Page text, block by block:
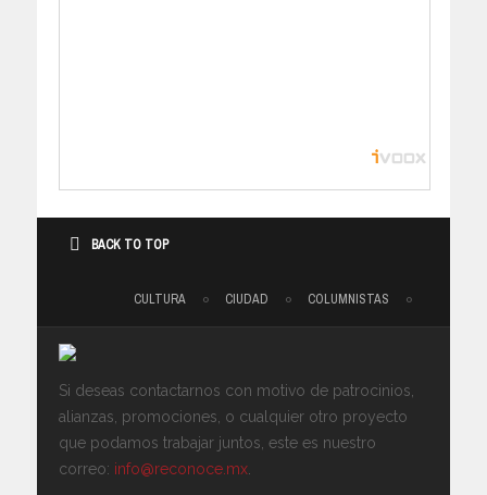
BACK TO TOP
CULTURA CIUDAD COLUMNISTAS
Si deseas contactarnos con motivo de patrocinios,
alianzas, promociones, o cualquier otro proyecto
que podamos trabajar juntos, este es nuestro
correo: info@reconoce.mx